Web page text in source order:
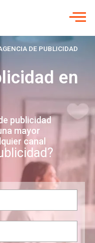
DE PUBLICIDAD
en
publicidad
mayor
canal